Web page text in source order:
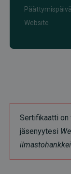
Päättymispäivä
Website
Sertifikaatti on
jäsenyytesi